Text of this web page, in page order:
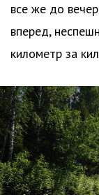
все же до
вперед,
километр за